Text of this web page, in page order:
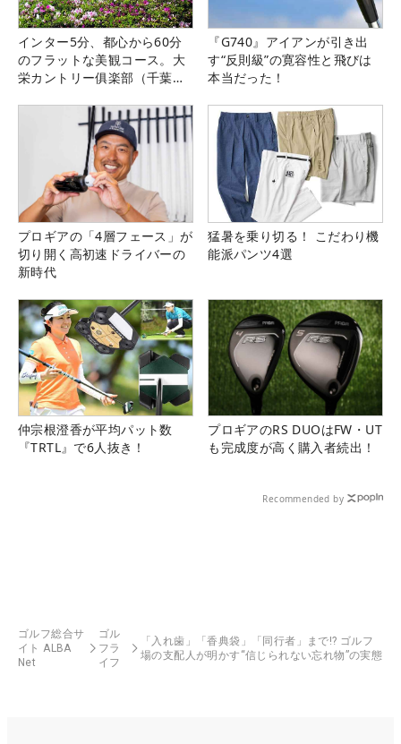
インター5分、都心から60分
のフラットな美観コース。大
栄カントリー俱楽部（千葉
『G740』アイアンが引き出
す“反則級”の寛容性と飛びは
本当だった！
プロギアの「4層フェース」が
切り開く高初速ドライバーの
新時代
猛暑を乗り切る！ こだわり機
能派パンツ4選
仲宗根澄香が平均パット数
『TRTL』で6人抜き！
プロギアのRS DUOはFW・UT
も完成度が高く購入者続出！
Recommended by
ゴルフ総合サ
イト ALBA
Net
ゴル
フラ
イフ
「入れ歯」「香典袋」「同行者」まで!? ゴルフ
場の支配人が明かす“信じられない忘れ物”の実態